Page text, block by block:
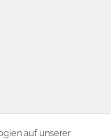
auf unserer